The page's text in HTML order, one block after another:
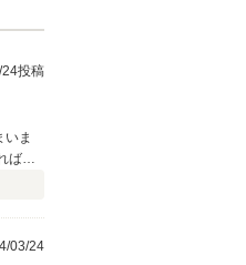
投稿
ま
ばと
03/24